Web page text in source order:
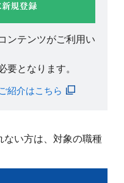
ンテンツがご利用い
要となります。
紹介はこちら
ない方は、対象の職種